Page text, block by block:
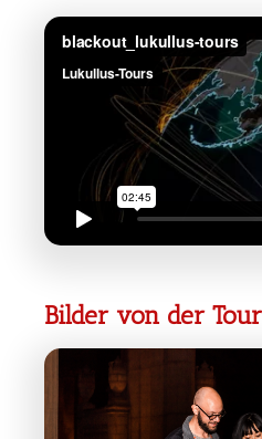
Bilder von der Tour